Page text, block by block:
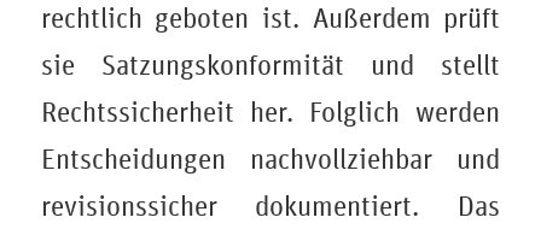
rechtlich geboten ist. Außerdem prüft
sie Satzungskonformität und stellt
Rechtssicherheit her. Folglich werden
Entscheidungen nachvollziehbar und
revisionssicher dokumentiert. Das